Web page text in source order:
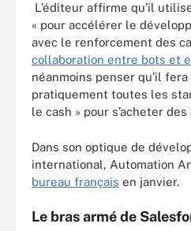
L’éditeur affirme qu’il
« pour accélérer le
avec le renforcement des
collaboration entre bots et
néanmoins penser qu’il
pratiquement toutes les
le cash » pour s’acheter
Dans son optique de
international, Automation
bureau français en janvier.
Le bras armé de